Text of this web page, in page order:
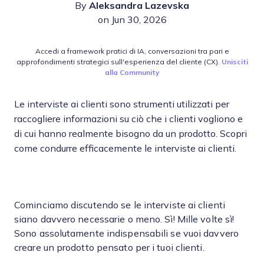
By Aleksandra Lazevska
on Jun 30, 2026
Accedi a framework pratici di IA, conversazioni tra pari e
approfondimenti strategici sull'esperienza del cliente (CX). Unisciti
alla Community
Le interviste ai clienti sono strumenti utilizzati per
raccogliere informazioni su ciò che i clienti vogliono e
di cui hanno realmente bisogno da un prodotto. Scopri
come condurre efficacemente le interviste ai clienti.
Cominciamo discutendo se le interviste ai clienti
siano davvero necessarie o meno. Sì! Mille volte sì!
Sono assolutamente indispensabili se vuoi davvero
creare un prodotto pensato per i tuoi clienti.